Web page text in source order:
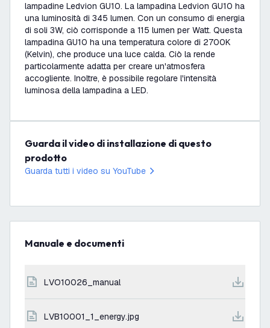
lampadine Ledvion GU10. La lampadina Ledvion GU10 ha
una luminosità di 345 lumen. Con un consumo di energia
di soli 3W, ciò corrisponde a 115 lumen per Watt. Questa
lampadina GU10 ha una temperatura colore di 2700K
(Kelvin), che produce una luce calda. Ciò la rende
particolarmente adatta per creare un'atmosfera
accogliente. Inoltre, è possibile regolare l'intensità
luminosa della lampadina a LED.
Guarda il video di installazione di questo
prodotto
Guarda tutti i video su YouTube
Manuale e documenti
LVO10026_manual
LVB10001_1_energy.jpg